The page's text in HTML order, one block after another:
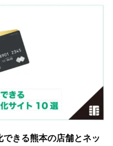
きる熊本の店舗とネッ